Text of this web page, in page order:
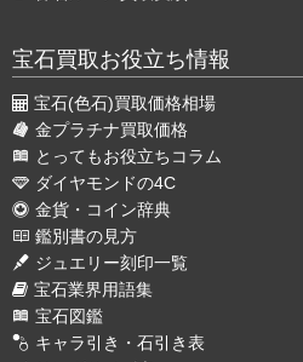
宝石買取お役立ち情報
宝石(色石)買取価格相場
金プラチナ買取価格
とってもお役立ちコラム
ダイヤモンドの4C
金貨・コイン辞典
鑑別書の見方
ジュエリー刻印一覧
宝石業界用語集
宝石図鑑
キャラ引き・石引き表